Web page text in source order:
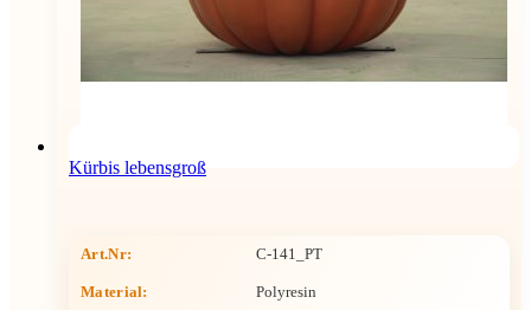
Kürbis lebensgroß
Art.Nr: C-141_PT
Material: Polyresin